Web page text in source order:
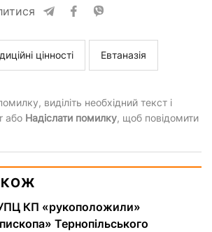
цінності Евтаназія
виділіть необхідний текст і
або Надіслати помилку, щоб повідомити
КП «рукоположили»
Тернопільського